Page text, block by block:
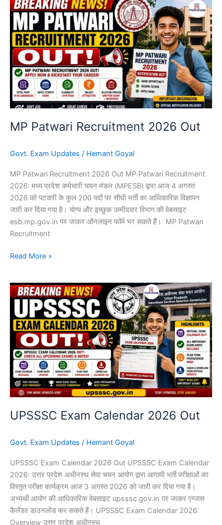
MP Patwari Recruitment 2026 Out
Govt. Exam Updates / Hemant Goyal
MP Patwari Recruitment 2026 Out MP Patwari Recruitment
2026: मध्य प्रदेश कर्मचारी चयन मंडल (MPESB) द्वारा आज 4 अगस्त
2026 को पटवारी के कुल 200 पदों पर सीधी भर्ती का आधिकारिक विज्ञापन
जारी कर दिया गया है। योग्य और इच्छुक उम्मीदवार विभाग की वेबसाइट
esb.mp.gov.in पर जाकर ऑनलाइन फॉर्म भर सकते हैं। MP Patwari
Recruitment
Patwari
Recruitment
2026
Out
Read More »
UPSSSC Exam Calendar 2026 Out
Govt. Exam Updates / Hemant Goyal
UPSSSC Exam Calendar 2026 Out UPSSSC Exam Calendar
2026: उत्तर प्रदेश अधीनस्थ सेवा चयन आयोग द्वारा आगामी भर्ती परीक्षाओं का
विस्तृत परीक्षा कार्यक्रम आज 3 अगस्त 2026 को जारी कर दिया गया है।
अभ्यर्थी आयोग की आधिकारिक वेबसाइट upsssc.gov.in पर जाकर एग्जाम
कैलेंडर डाउनलोड कर सकते हैं। UPSSSC Exam Calendar 2026:
Overview उत्तर प्रदेश अधीनस्थ
UPSSSC
Exam
Calendar
2026
Out